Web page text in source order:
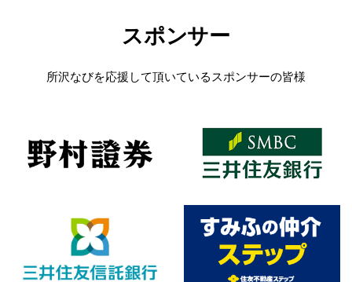
スポンサー
所沢なびを応援して頂いているスポンサーの皆様